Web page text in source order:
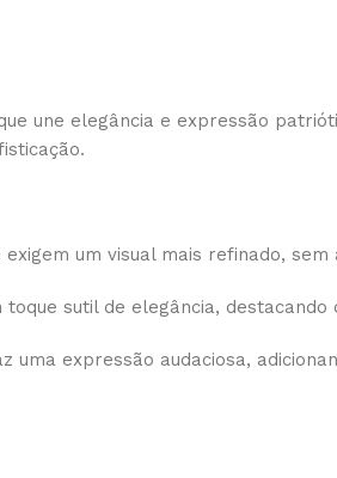
une elegância e expressão
um visual mais refinado,
sutil de elegância, destacando
expressão audaciosa,